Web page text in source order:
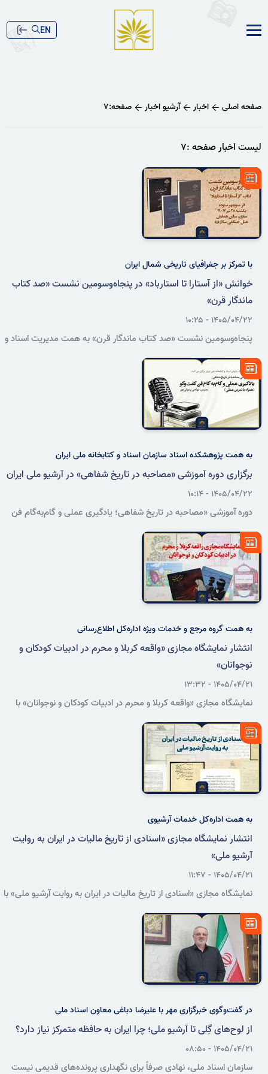
EN
صفحه اصلی اخبار آرشیو اخبار صفحه:۷
لیست اخبار صفحه :۷
با تمرکز بر جغرافیای تاریخی شمال ایران
خوانش «از آستارا تا استارباد» در پنجاه‌وسومین نشست «صد کتاب
ماندگار قرن»
۱۴۰۵/۰۴/۲۲ - ۱۰:۲۵
پنجاه‌وسومین نشست «صد کتاب ماندگار قرن» به همت مدیریت اسناد و
منوچهر ستوده برگزار می‌شود؛ نشستی که به بررسی روش پژوهش میدانی
این ایران‌شناس و نقش او در ثبت میراث تاریخی، جغرافیایی و فرهنگی
شمال ایران اختصاص دارد.
به همت پژوهشکده اسناد سازمان اسناد و کتابخانه ملی ایران
برگزاری دوره آموزشی «مصاحبه در تاریخ شفاهی» در آرشیو ملی ایران
۱۴۰۵/۰۴/۲۲ - ۱۰:۱۴
دوره آموزشی «مصاحبه در تاریخ شفاهی؛ یادگیری عملی و گام‌به‌گام فن
ملی ایران برگزار می‌شود.
به همت گروه مرجع و خدمات ویژه اداره‌کل اطلاع‌رسانی
انتشار نمایشگاه مجازی «واقعه کربلا و محرم در ادبیات کودکان و
نوجوانان»
۱۴۰۵/۰۴/۲۱ - ۱۳:۳۲
نمایشگاه مجازی «واقعه کربلا و محرم در ادبیات کودکان و نوجوانان» با
ملی ایران، نقش ادبیات کودک و نوجوان را در انتقال مفاهیم انسانی،
اخلاقی و عاشورایی بازخوانی می‌کند.
به همت اداره‌کل خدمات آرشیوی
انتشار نمایشگاه مجازی «اسنادی از تاریخ مالیات در ایران به روایت
آرشیو ملی»
۱۴۰۵/۰۴/۲۱ - ۱۱:۴۷
نمایشگاه مجازی «اسنادی از تاریخ مالیات در ایران به روایت آرشیو ملی» با
تحولات نظام مالیاتی ایران را در دوره‌های مختلف تاریخی بازخوانی می‌کند.
در گفت‌وگوی خبرگزاری مهر با علیرضا دباغی معاون اسناد ملی
از لوح‌های گِلی تا آرشیو ملی؛ چرا ایران به حافظه متمرکز نیاز دارد؟
۱۴۰۵/۰۴/۲۱ - ۰۸:۵۰
سازمان اسناد ملی، نهادی صرفاً برای نگهداری پرونده‌های قدیمی نیست